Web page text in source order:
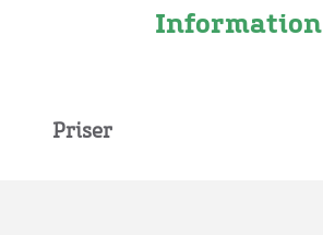
Information
Priser